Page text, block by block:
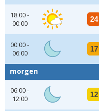
18:00 -
00:00
24
00:00 -
06:00
17
morgen
06:00 -
12:00
12